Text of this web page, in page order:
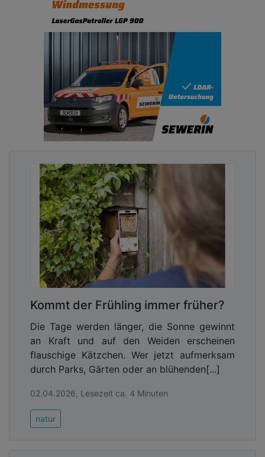
Auswirkungen: Was hat unsere Strom- und
Energieerzeugung mit dem Klima zu tun? Und
warum betrifft das sogar den Eisbären am
Nordpol? Anschaulich erklärte sie, wie sich
Energieverbrauch auf die Erderwärmung auswirkt
und was das für das schmelzende Eis in der Arktis
bedeutet. Plötzlich wurde aus einem abstrakten
Thema eine greifbare Geschichte: Wenn bei uns
das Licht unnötig brennt, wird es für den Eisbären
ganz schön eng.
soll keine Angst machen, sondern
Handlungsmöglichkeiten aufzeigen. Und genau das
geschah. Gemeinsam überlegten die Kinder, wie sie
im Kindergarten und zu Hause Strom sparen
können – Licht ausschalten beim Verlassen des
Raumes, Geräte nicht im Stand-by-Modus lassen
und bewusst mit Energie umgehen. So entsteht
Selbstwirksamkeit: Kinder erleben, dass ihr
Verhalten zählt.
Die verteilten Eisbär-Sticker fanden schließlich
schnell ihren Platz – auf den Lichtschaltern. Als
kleine, aber wirkungsvolle Erinnerung daran,
Verantwortung zu übernehmen.
Programme wie dieses zeigen, wie kommunale
Akteure Verantwortung für die Zukunft
übernehmen können. Indem sie bereits die
Jüngsten für Energie- und Umweltthemen
sensibilisieren, legen sie den Grundstein für ein
Kommt der Frühling immer früher?
Die Tage werden länger, die Sonne gewinnt
an Kraft und auf den Weiden erscheinen
flauschige Kätzchen. Wer jetzt aufmerksam
durch Parks, Gärten oder an blühenden[...]
02.04.2026, Lesezeit ca. 4 Minuten
natur